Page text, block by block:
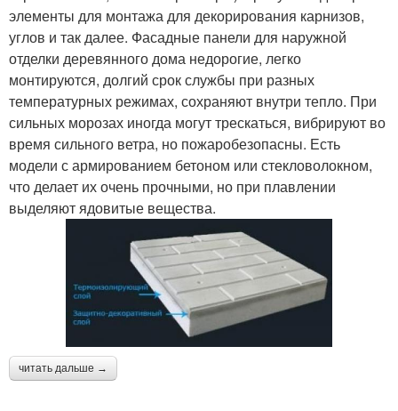
элементы для монтажа для декорирования карнизов,
углов и так далее. Фасадные панели для наружной
отделки деревянного дома недорогие, легко
монтируются, долгий срок службы при разных
температурных режимах, сохраняют внутри тепло. При
сильных морозах иногда могут трескаться, вибрируют во
время сильного ветра, но пожаробезопасны. Есть
модели с армированием бетоном или стекловолокном,
что делает их очень прочными, но при плавлении
выделяют ядовитые вещества.
читать дальше →